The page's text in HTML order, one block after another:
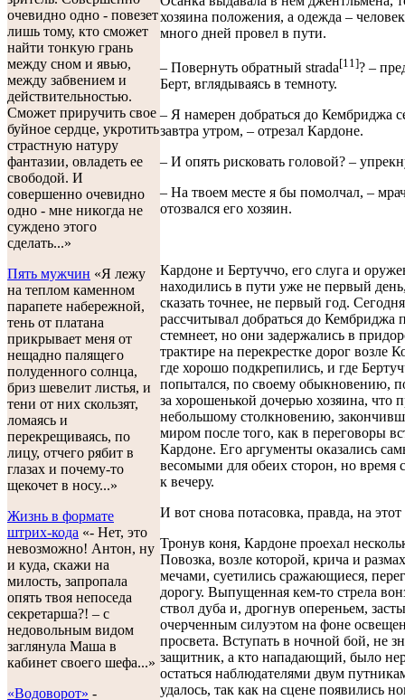
очевидно одно - повезет
лишь тому, кто сможет
найти тонкую грань
между сном и явью,
между забвением и
действительностью.
Сможет приручить свое
буйное сердце, укротить
страстную натуру
фантазии, овладеть ее
свободой. И
совершенно очевидно
одно - мне никогда не
суждено этого
сделать...»
Пять мужчин «Я лежу
на теплом каменном
парапете набережной,
тень от платана
прикрывает меня от
нещадно палящего
полуденного солнца,
бриз шевелит листья, и
тени от них скользят,
ломаясь и
перекрещиваясь, по
лицу, отчего рябит в
глазах и почему-то
щекочет в носу...»
Жизнь в формате
штрих-кода «- Нет, это
невозможно! Антон, ну
и куда, скажи на
милость, запропала
опять твоя непоседа
секретарша?! – с
недовольным видом
заглянула Маша в
кабинет своего шефа...»
«Водоворот» -
хозяина положения, а одежда –
много дней провел в пути.
– Повернуть обратный strada[11]? –
Берт, вглядываясь в темноту.
– Я намерен добраться до Кембриджа
завтра утром, – отрезал Кардоне.
– И опять рисковать головой? –
– На твоем месте я бы помолчал, –
отозвался его хозяин.
Кардоне и Бертуччо, его слуга и
находились в пути уже не первый
сказать точнее, не первый год.
рассчитывал добраться до Кембриджа
стемнеет, но они задержались в
трактире на перекрестке дорог возле
где хорошо подкрепились, и где
попытался, по своему обыкновению,
за хорошенькой дочерью хозяина, что
небольшому столкновению,
миром после того, как в переговоры
Кардоне. Его аргументы оказались
весомыми для обеих сторон, но время
к вечеру.
И вот снова потасовка, правда, на этот
Тронув коня, Кардоне проехал
Повозка, возле которой, крича и
мечами, суетились сражающиеся,
дорогу. Выпущенная кем-то стрела
ствол дуба и, дрогнув опереньем,
очерченным силуэтом на фоне
просвета. Вступать в ночной бой, не
защитник, а кто нападающий, было
остаться наблюдателями двум
удалось, так как на сцене появились